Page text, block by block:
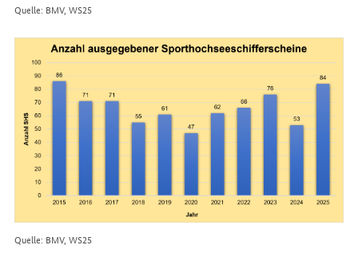
Quelle: BMV, WS25
Quelle: BMV, WS25